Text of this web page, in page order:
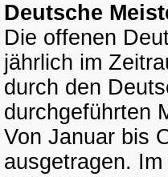
Deutsche
Die offenen
jährlich im
durch den
durchgeführten
Von Januar bis
ausgetragen.